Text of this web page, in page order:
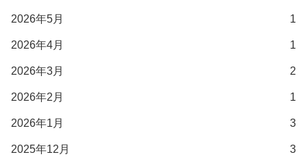
2026年5月 1
2026年4月 1
2026年3月 2
2026年2月 1
2026年1月 3
2025年12月 3